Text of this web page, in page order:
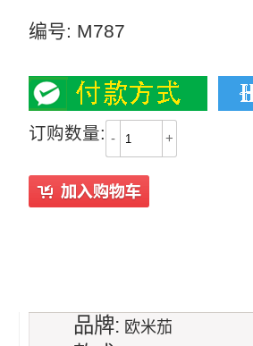
编号: M787
订购数量: - +
品牌: 欧米茄